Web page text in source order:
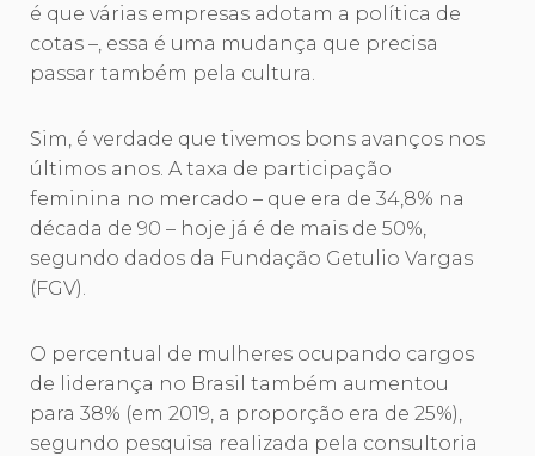
é que várias empresas adotam a política de
cotas –, essa é uma mudança que precisa
passar também pela cultura.
Sim, é verdade que tivemos bons avanços nos
últimos anos. A taxa de participação
feminina no mercado – que era de 34,8% na
década de 90 – hoje já é de mais de 50%,
segundo dados da Fundação Getulio Vargas
(FGV).
O percentual de mulheres ocupando cargos
de liderança no Brasil também aumentou
para 38% (em 2019, a proporção era de 25%),
segundo pesquisa realizada pela consultoria